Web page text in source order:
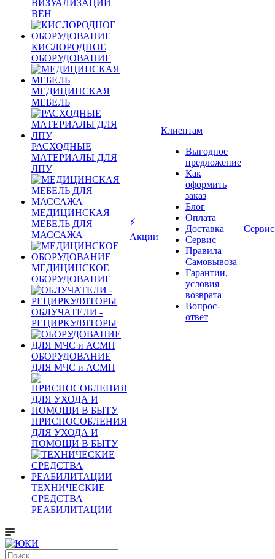
ВИЗУАЛИЗАЦИИ
ВЕН
КИСЛОРОДНОЕ
ОБОРУДОВАНИЕ
МЕДИЦИНСКАЯ
МЕБЕЛЬ
РАСХОДНЫЕ
МАТЕРИАЛЫ ДЛЯ
ЛПУ
МЕДИЦИНСКАЯ
МЕБЕЛЬ ДЛЯ
МАССАЖА
МЕДИЦИНСКОЕ
ОБОРУДОВАНИЕ
ОБЛУЧАТЕЛИ -
РЕЦИРКУЛЯТОРЫ
ОБОРУДОВАНИЕ
ДЛЯ МЧС и АСМП
ПРИСПОСОБЛЕНИЯ
ДЛЯ УХОДА И
ПОМОЩИ В БЫТУ
ТЕХНИЧЕСКИЕ
СРЕДСТВА
РЕАБИЛИТАЦИИ
⚡
Акции
Клиентам
Выгодное
предложение
Как
оформить
заказ
Блог
Оплата
Доставка
Сервис
Правила
Самовывоза
Гарантии,
условия
возврата
Вопрос-
ответ
Сервис